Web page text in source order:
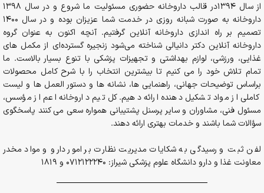
از سال 1394در قالب داروخانه حضوری مسئولیت ما شروع و در سال 1398
داروخانه به صورت شبانه روزی در خدمت شما عزیزان بوده و در سال 1400
تصمیم بر راه اندازی داروخانه آنلاین گرفتیم. آنچه اکنون به عنوان گروه
داروخانه آنلاین دکتر دانیالی شناخته می‌شود زنجیره گسترده‌ای از مکمل های
غذایی، ورزشی، لوازم بهداشتی و تجهیزات پزشکی با تنوع بسیار بالاست. ما
تمام تلاش خود را می کنیم تا بیشترین انتخاب را با شرح کامل محصولات
براساس توضیحات جهانی، راهنمایی ها، نشانه ها و دستور العمل ها و لیست
کاملی از مواد تشکیل دهنده ارائه دهیم. کل تیم داروخانه اعم از مؤسس،
مسئول فنی، مشاوران و سایر پرسنل پشتیبانی همواره سعی می کنند پاسخگوی
سؤالات شما باشند و خدمات بهتری ارائه دهند.
لفن ثبت و رسیدگی به شکایات مدیریت نظارت بر امور دارو و مواد مخدر
معاونت غذا و دارو دانشگاه علوم پزشکی شیراز: 0712122240 و 1819